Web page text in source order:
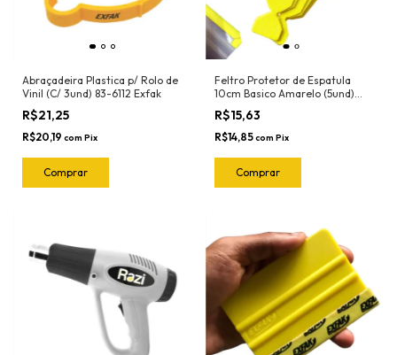
Abraçadeira Plastica p/ Rolo de
Vinil (C/ 3und) 83-6112 Exfak
R$21,25
R$20,19 com Pix
Feltro Protetor de Espatula
10cm Basico Amarelo (5und)
1090 Ronek
R$15,63
R$14,85com Pix